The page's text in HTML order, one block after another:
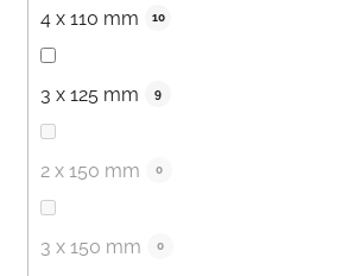
4 x 110 mm 10
3 x 125 mm 9
2 x 150 mm 0
3 x 150 mm 0